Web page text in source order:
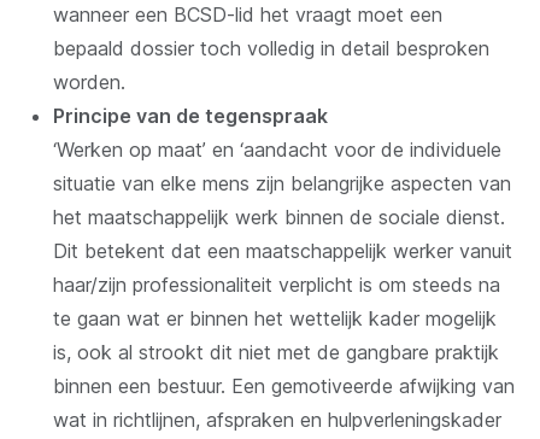
wanneer een BCSD-lid het vraagt moet een
bepaald dossier toch volledig in detail besproken
worden.
Principe van de tegenspraak
‘Werken op maat’ en ‘aandacht voor de individuele
situatie van elke mens zijn belangrijke aspecten van
het maatschappelijk werk binnen de sociale dienst.
Dit betekent dat een maatschappelijk werker vanuit
haar/zijn professionaliteit verplicht is om steeds na
te gaan wat er binnen het wettelijk kader mogelijk
is, ook al strookt dit niet met de gangbare praktijk
binnen een bestuur. Een gemotiveerde afwijking van
wat in richtlijnen, afspraken en hulpverleningskader